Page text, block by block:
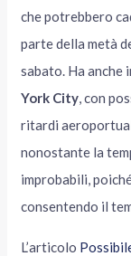
che potrebbero
parte della metà
sabato. Ha anche
York City, con
ritardi
nonostante la
improbabili,
consentendo il
L’articolo